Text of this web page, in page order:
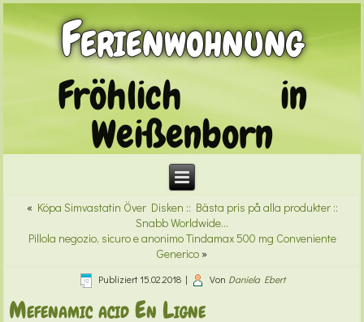
Ferienwohnung
Fröhlich in
Weißenborn
« Köpa Simvastatin Över Disken :: Bästa pris på alla produkter ::
Snabb Worldwide…
Pillola negozio, sicuro e anonimo Tindamax 500 mg Conveniente
Generico »
Publiziert 15.02.2018 | Von Daniela Ebert
Mefenamic acid En Ligne